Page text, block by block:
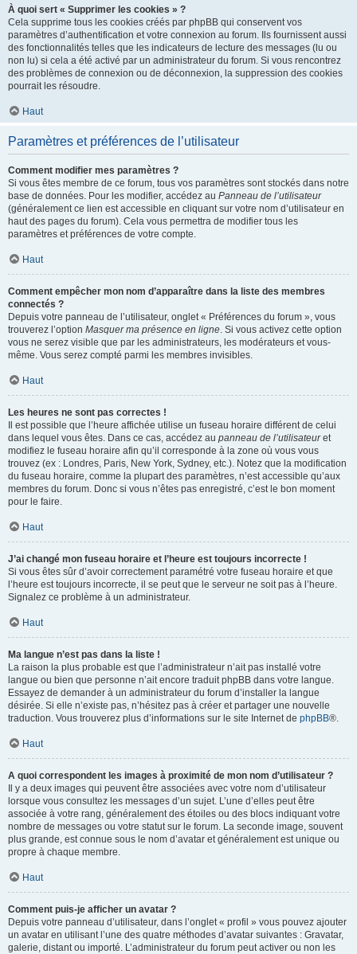
À quoi sert « Supprimer les cookies » ?
Cela supprime tous les cookies créés par phpBB qui conservent vos
paramètres d’authentification et votre connexion au forum. Ils fournissent aussi
des fonctionnalités telles que les indicateurs de lecture des messages (lu ou
non lu) si cela a été activé par un administrateur du forum. Si vous rencontrez
des problèmes de connexion ou de déconnexion, la suppression des cookies
pourrait les résoudre.
Haut
Paramètres et préférences de l’utilisateur
Comment modifier mes paramètres ?
Si vous êtes membre de ce forum, tous vos paramètres sont stockés dans notre
base de données. Pour les modifier, accédez au Panneau de l’utilisateur
(généralement ce lien est accessible en cliquant sur votre nom d’utilisateur en
haut des pages du forum). Cela vous permettra de modifier tous les
paramètres et préférences de votre compte.
Haut
Comment empêcher mon nom d’apparaître dans la liste des membres
connectés ?
Depuis votre panneau de l’utilisateur, onglet « Préférences du forum », vous
trouverez l’option Masquer ma présence en ligne. Si vous activez cette option
vous ne serez visible que par les administrateurs, les modérateurs et vous-
même. Vous serez compté parmi les membres invisibles.
Haut
Les heures ne sont pas correctes !
Il est possible que l’heure affichée utilise un fuseau horaire différent de celui
dans lequel vous êtes. Dans ce cas, accédez au panneau de l’utilisateuret
modifiez le fuseau horaire afin qu’il corresponde à la zone où vous vous
trouvez (ex : Londres, Paris, New York, Sydney, etc.). Notez que la modification
du fuseau horaire, comme la plupart des paramètres, n’est accessible qu’aux
membres du forum. Donc si vous n’êtes pas enregistré, c’est le bon moment
pour le faire.
Haut
J’ai changé mon fuseau horaire et l’heure est toujours incorrecte !
Si vous êtes sûr d’avoir correctement paramétré votre fuseau horaire et que
l’heure est toujours incorrecte, il se peut que le serveur ne soit pas à l’heure.
Signalez ce problème à un administrateur.
Haut
Ma langue n’est pas dans la liste !
La raison la plus probable est que l’administrateur n’ait pas installé votre
langue ou bien que personne n’ait encore traduit phpBB dans votre langue.
Essayez de demander à un administrateur du forum d’installer la langue
désirée. Si elle n’existe pas, n’hésitez pas à créer et partager une nouvelle
traduction. Vous trouverez plus d’informations sur le site Internet de phpBB®.
Haut
A quoi correspondent les images à proximité de mon nom d’utilisateur ?
Il y a deux images qui peuvent être associées avec votre nom d’utilisateur
lorsque vous consultez les messages d’un sujet. L’une d’elles peut être
associée à votre rang, généralement des étoiles ou des blocs indiquant votre
nombre de messages ou votre statut sur le forum. La seconde image, souvent
plus grande, est connue sous le nom d’avatar et généralement est unique ou
propre à chaque membre.
Haut
Comment puis-je afficher un avatar ?
Depuis votre panneau d’utilisateur, dans l’onglet « profil » vous pouvez ajouter
un avatar en utilisant l’une des quatre méthodes d’avatar suivantes : Gravatar,
galerie, distant ou importé. L’administrateur du forum peut activer ou non les